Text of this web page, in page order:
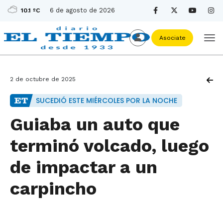
10.1 ºC 6 de agosto de 2026
Asociate
2 de octubre de 2025
SUCEDIÓ ESTE MIÉRCOLES POR LA NOCHE
Guiaba un auto que
terminó volcado, luego
de impactar a un
carpincho